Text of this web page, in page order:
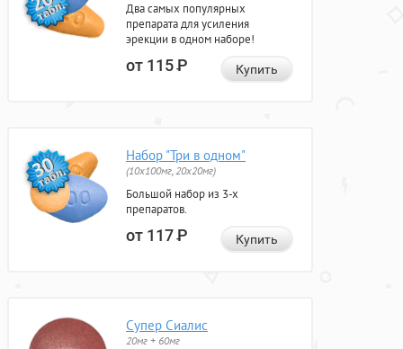
Два самых популярных
препарата для усиления
эрекции в одном наборе!
от 115Р Купить
Набор "Три в одном"
(10x100мг, 20x20мг)
Большой набор из 3-х
препаратов.
от 117Р Купить
Супер Сиалис
20мг + 60мг